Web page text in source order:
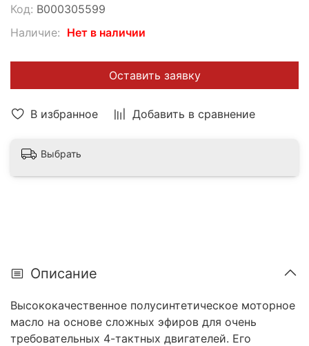
В избранное Добавить в сравнение
Код: В000305599
Наличие: Нет в наличии
Оставить заявку
Выбрать
Описание
Высококачественное полусинтетическое моторное
масло на основе сложных эфиров для очень
требовательных 4-тактных двигателей. Его